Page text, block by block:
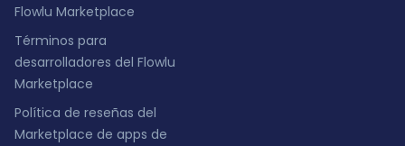
Flowlu Marketplace
Términos para
desarrolladores del Flowlu
Marketplace
Política de reseñas del
Marketplace de apps de